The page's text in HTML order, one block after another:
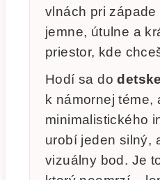
vlnách pri
jemne, útulne a
priestor, kde
Hodí sa do
k námornej téme,
minimalistického
urobí jeden silný,
vizuálny bod. Je